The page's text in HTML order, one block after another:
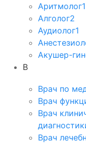
Аритмолог1
Алголог2
Аудиолог1
Акушер-
В
Врач по
Врач
Врач
Врач